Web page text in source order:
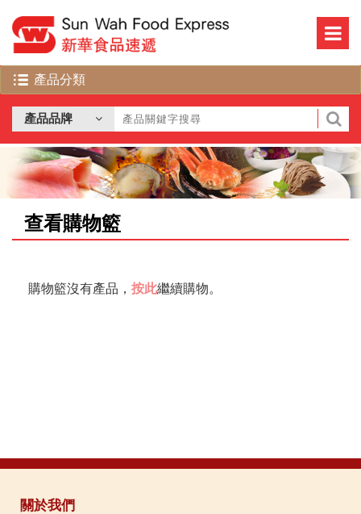
查看購物籃
購物籃沒有產品， 按此繼續購物。
關於我們